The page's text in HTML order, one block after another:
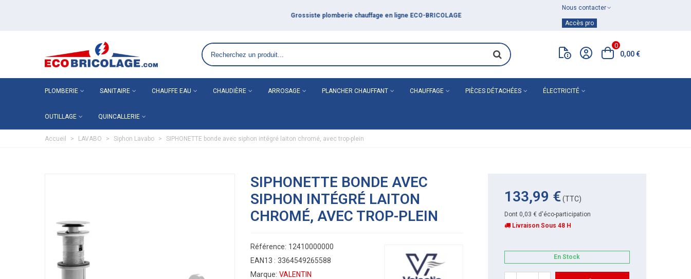
Nous contacter
Accès pro
0
0,00 €
PLOMBERIE SANITAIRE CHAUFFE EAU CHAUDIÈRE ARROSAGE PLANCHER CHAUFFANT CHAUFFAGE PIÈCES DÉTACHÉES ÉLECTRICITÉ
OUTILLAGE QUINCALLERIE
Accueil > LAVABO > Siphon Lavabo > SIPHONETTE bonde avec siphon intégré laiton chromé, avec trop-plein
SIPHONETTE BONDE AVEC
SIPHON INTÉGRÉ LAITON
CHROMÉ, AVEC TROP-PLEIN
Référence: 12410000000
EAN13 : 3364549265588
Marque: VALENTIN
133,99 €(TTC)
Dont 0,03 € d'éco-participation
Livraison Sous 48 H
En Stock